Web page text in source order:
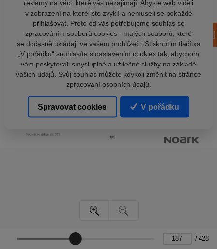
/ 428
reklamy na věci, které vás nezajímají. Abyste web viděli
v zobrazení na které jste zvyklí a nemuseli se pokaždé
přihlašovat. Proto od vás potřebujeme souhlas se
zpracováním souborů cookies - malých souborů, které
se dočasně ukládají ve vašem prohlížeči. Stisknutím tlačítka
„V pořádku“ souhlasíte s nastavením cookies tak, abychom
vám poskytovali smysluplné a užitečné služby na základě
vašich údajů. Svůj souhlas můžete kdykoli změnit na stránce
zpracování osobních údajů.
Spravovat cookies V pořádku